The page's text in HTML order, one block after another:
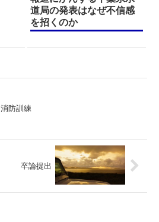
道局の発表はなぜ不信感
を招くのか
消防訓練
卒論提出